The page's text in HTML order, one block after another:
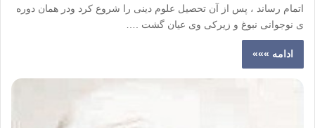
اتمام رساند ، پس از آن تحصیل علوم دینی را شروع کرد ودر همان دوره
ی نوجوانی نبوغ و زیرکی وی عیان گشت .…
ادامه »»»